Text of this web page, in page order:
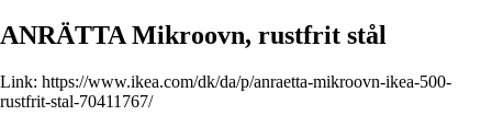
ANRÄTTA Mikroovn, rustfrit stål
Link: https://www.ikea.com/dk/da/p/anraetta-mikroovn-ikea-500-
rustfrit-stal-70411767/